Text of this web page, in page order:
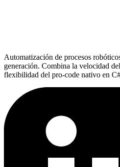
Automatización de procesos
generación. Combina la velocidad
flexibilidad del pro-code nativo en